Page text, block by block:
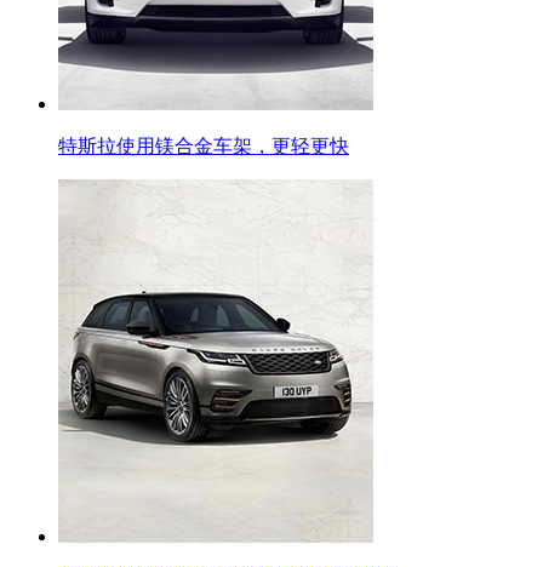
特斯拉使用镁合金车架，更轻更快